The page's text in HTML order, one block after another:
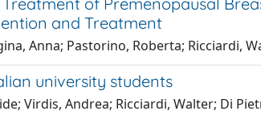
and Treatment
Anna; Pastorino, Roberta; Ricciardi,
university students
Virdis, Andrea; Ricciardi, Walter; Di